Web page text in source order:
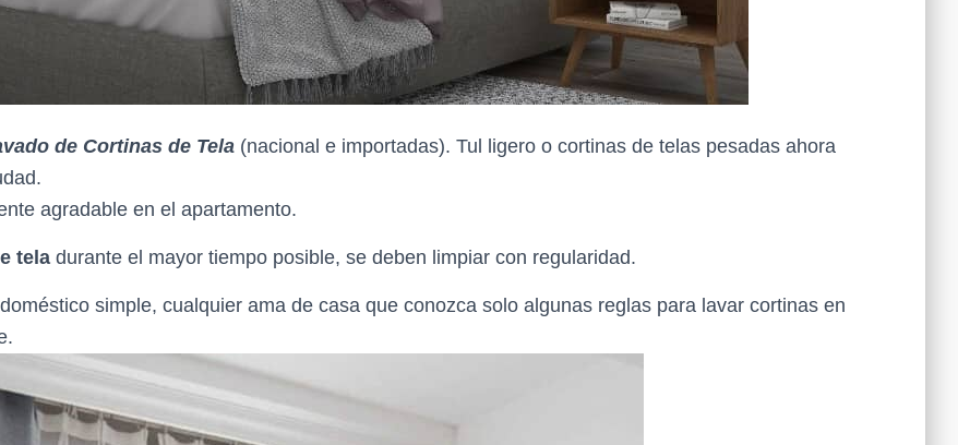
de Cortinas de Tela (nacional e importadas). Tul ligero o cortinas de telas pesadas ahora
agradable en el apartamento.
tela durante el mayor tiempo posible, se deben limpiar con regularidad.
simple, cualquier ama de casa que conozca solo algunas reglas para lavar cortinas en